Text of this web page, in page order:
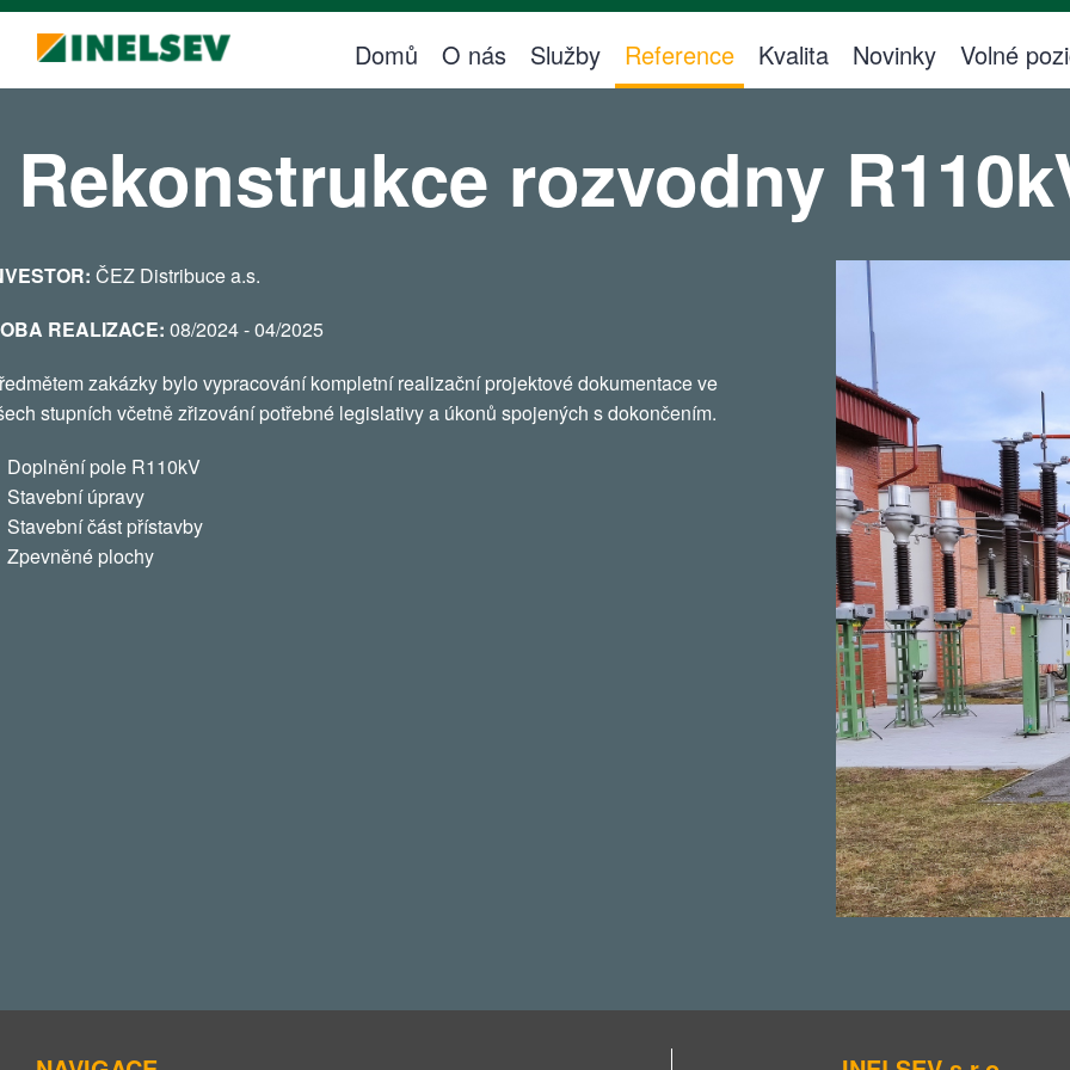
Domů O nás Služby Reference Kvalita Novinky Volné
Rekonstrukce rozvodny
ČEZ Distribuce a.s.
REALIZACE: 08/2024 - 04/2025
zakázky bylo vypracování kompletní realizační projektové dokumentace ve
stupních včetně zřizování potřebné legislativy a úkonů spojených s dokončením.
Doplnění pole R110kV
Stavební úpravy
Stavební část přístavby
Zpevněné plochy
Volné pozice
Zákaznická zóna
Řízení dokumentů
Kontakty
Kontakty pro realizaci na ČEZ DISTRIBUCE